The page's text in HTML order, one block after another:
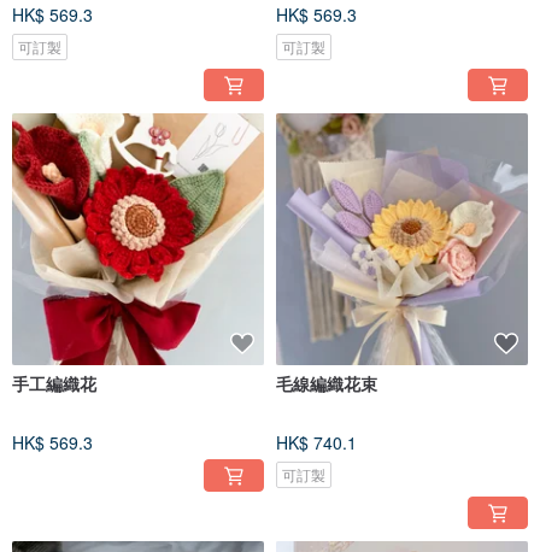
HK$ 569.3
可訂製
HK$ 569.3
可訂製
手工編織花
HK$ 569.3
毛線編織花束
HK$ 740.1
可訂製